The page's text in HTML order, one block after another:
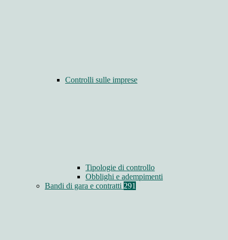
Controlli sulle imprese
Tipologie di controllo
Obblighi e adempimenti
Bandi di gara e contratti 291